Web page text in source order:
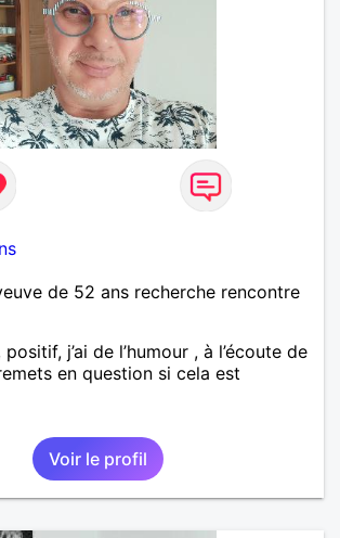
de 52 ans recherche rencontre
j’ai de l’humour , à l’écoute de
en question si cela est
Voir le profil